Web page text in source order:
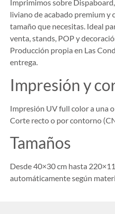
Imprimimos sobre
liviano de acabado premium y
tamaño que necesitas. Ideal
venta, stands, POP y
Producción propia en Las
entrega.
Impresión y
Impresión UV full color a una o
Corte recto o por contorno
Tamaños
Desde 40×30 cm hasta
automáticamente según